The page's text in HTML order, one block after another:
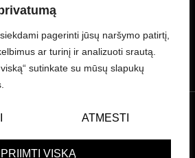
pagerinti jūsų naršymo patirtį,
ar turinį ir analizuoti srautą.
sutinkate su mūsų slapukų
ATMESTI
PRIIMTI VISKĄ
Charming Look. Visos teisės
by Bewonders Agency